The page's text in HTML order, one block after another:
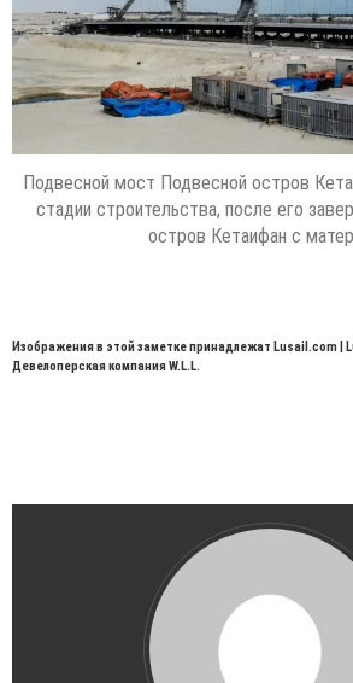
Подвесной мост Подвесной остров
стадии строительства, после его
остров Кетаифан с
Изображения в этой заметке принадлежат Lusail.com |
Девелоперская компания W.L.L.